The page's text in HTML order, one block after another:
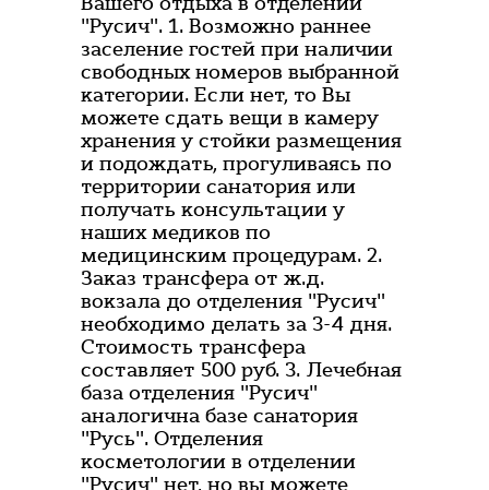
"Русич". 1. Возможно раннее
заселение гостей при наличии
свободных номеров выбранной
категории. Если нет, то Вы
можете сдать вещи в камеру
хранения у стойки размещения
и подождать, прогуливаясь по
территории санатория или
получать консультации у
наших медиков по
медицинским процедурам. 2.
Заказ трансфера от ж.д.
вокзала до отделения "Русич"
необходимо делать за 3-4 дня.
Стоимость трансфера
составляет 500 руб. 3. Лечебная
база отделения "Русич"
аналогична базе санатория
"Русь". Отделения
косметологии в отделении
"Русич" нет, но вы можете